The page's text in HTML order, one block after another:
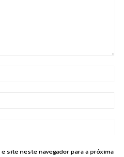
site neste navegador para a próxima